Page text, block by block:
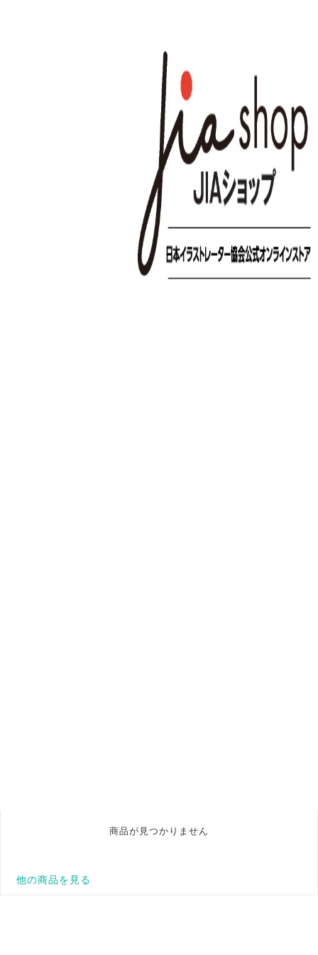
商品が見つかりません
他の商品を見る